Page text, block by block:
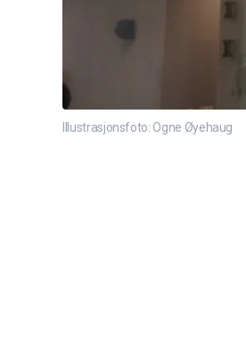
Illustrasjonsfoto: Ogne Øyehaug